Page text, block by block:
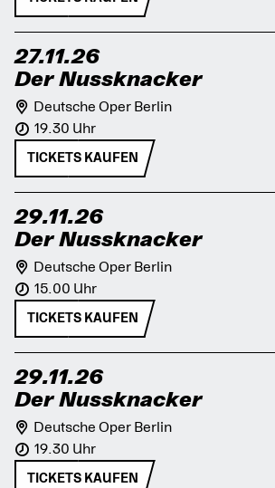
27.11.26
Der Nussknacker
Deutsche Oper Berlin
19.30 Uhr
TICKETS KAUFEN
29.11.26
Der Nussknacker
Deutsche Oper Berlin
15.00 Uhr
TICKETS KAUFEN
29.11.26
Der Nussknacker
Deutsche Oper Berlin
19.30 Uhr
TICKETS KAUFEN